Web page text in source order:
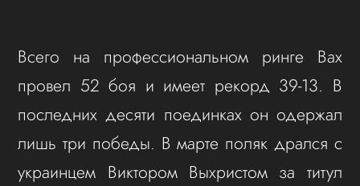
Всего на профессиональном ринге Вах
провел 52 боя и имеет рекорд 39-13. В
последних десяти поединках он одержал
лишь три победы. В марте поляк дрался с
украинцем Виктором Выхристом за титул